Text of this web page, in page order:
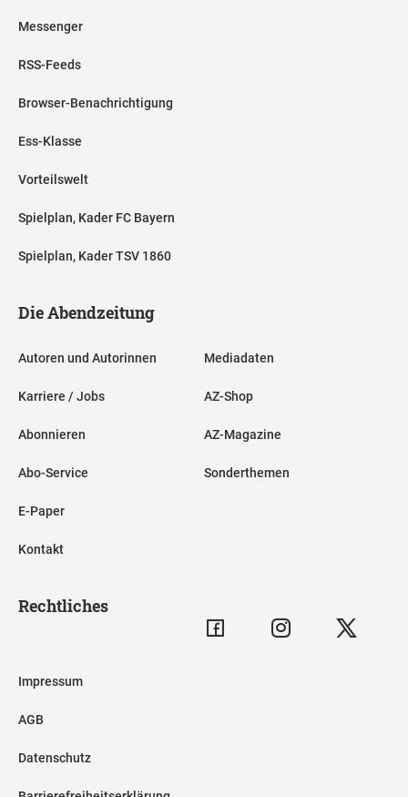
Messenger
RSS-Feeds
Browser-Benachrichtigung
Ess-Klasse
Vorteilswelt
Spielplan, Kader FC Bayern
Spielplan, Kader TSV 1860
Die Abendzeitung
Autoren und Autorinnen
Karriere / Jobs
Abonnieren
Abo-Service
E-Paper
Kontakt
Mediadaten
AZ-Shop
AZ-Magazine
Sonderthemen
Rechtliches
Impressum
AGB
Datenschutz